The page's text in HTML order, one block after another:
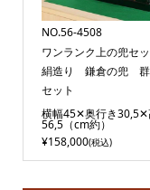
NO.56-4508
ワンランク上の兜セ
絹造り 鎌倉の兜 群
セット
横幅45✕奥行き30,5✕
56,5（cm約）
¥158,000(税込)